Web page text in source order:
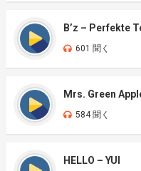
B’z – Perfekte
601 聞く
Mrs. Green
584 聞く
HELLO – YUI